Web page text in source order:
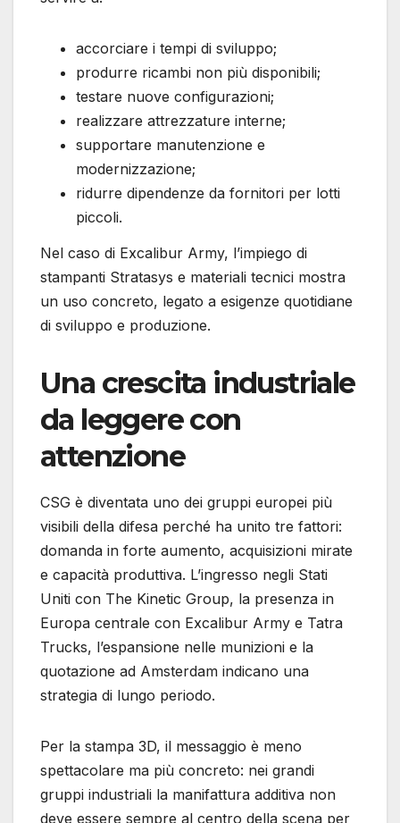
accorciare i tempi di sviluppo;
produrre ricambi non più disponibili;
testare nuove configurazioni;
realizzare attrezzature interne;
supportare manutenzione e
modernizzazione;
ridurre dipendenze da fornitori per lotti
piccoli.
Nel caso di Excalibur Army, l’impiego di
stampanti Stratasys e materiali tecnici mostra
un uso concreto, legato a esigenze quotidiane
di sviluppo e produzione.
Una crescita industriale
da leggere con
attenzione
CSG è diventata uno dei gruppi europei più
visibili della difesa perché ha unito tre fattori:
domanda in forte aumento, acquisizioni mirate
e capacità produttiva. L’ingresso negli Stati
Uniti con The Kinetic Group, la presenza in
Europa centrale con Excalibur Army e Tatra
Trucks, l’espansione nelle munizioni e la
quotazione ad Amsterdam indicano una
strategia di lungo periodo.
Per la stampa 3D, il messaggio è meno
spettacolare ma più concreto: nei grandi
gruppi industriali la manifattura additiva non
deve essere sempre al centro della scena per